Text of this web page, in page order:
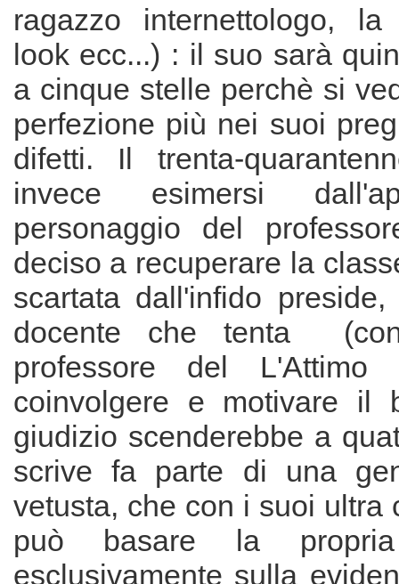
ragazzo internettologo,
look ecc...) : il suo sarà
a cinque stelle perchè si
perfezione più nei suoi
difetti. Il trenta-
invece esimersi
personaggio del
deciso a recuperare la
scartata dall'infido
docente che tenta
professore del L'Attimo
coinvolgere e motivare il
giudizio scenderebbe a
scrive fa parte di una
vetusta, che con i suoi ultra
può basare la propria
esclusivamente sulla